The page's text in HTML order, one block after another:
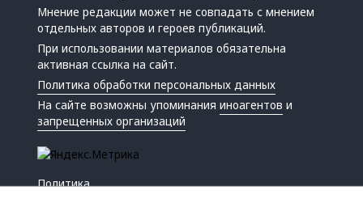
Мнение редакции может не совпадать с мнением
отдельных авторов и героев публикаций.
При использовании материалов обязательна
активная ссылка на сайт.
Политика обработки персональных данных
На сайте возможны упоминанияиноагентов и
запрещенных организаций
Политика